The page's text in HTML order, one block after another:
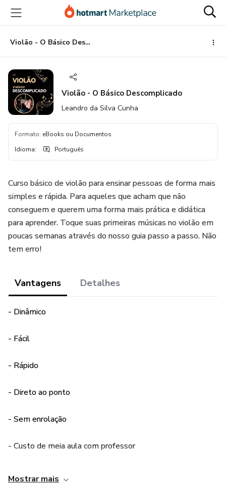
para
conteúdo
principal
para
pagamento
para
rodapé
Violão - O Básico Descomplicado
Violão - O Básico Descomplicado
Leandro da Silva Cunha
Formato: eBooks ou Documentos
Idioma: Português
Curso básico de violão para ensinar pessoas de forma mais
simples e rápida. Para aqueles que acham que não
conseguem e querem uma forma mais prática e didática
para aprender. Toque suas primeiras músicas no violão em
poucas semanas através do nosso guia passo a passo. Não
tem erro!
Vantagens Detalhes
- Dinâmico
- Fácil
- Rápido
- Direto ao ponto
- Sem enrolação
- Custo de meia aula com professor
Mostrar mais